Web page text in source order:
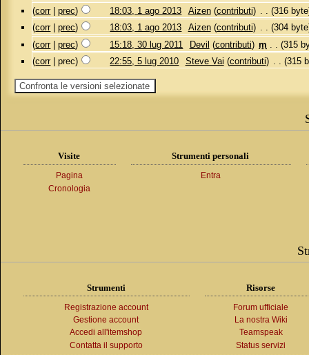
(corr|prec) 18:03, 1 ago 2013 Aizen (contributi)
(316
(corr|prec) 18:03, 1 ago 2013 Aizen (contributi) . . (304
(corr|prec) 15:18, 30 lug 2011 Devil (contributi) ‎m
(315
(corr| prec) 22:55, 5 lug 2010 Steve Vai (contributi) (315
Visite
Pagina
Cronologia
Strumenti personali
Entra
Strumenti
Registrazione account
Gestione account
Accedi all'itemshop
Contatta il supporto
Risorse
Forum ufficiale
La nostra Wiki
Teamspeak
Status servizi